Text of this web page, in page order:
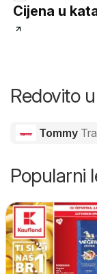
Cijena u
Redovito
Tommy
Popularni